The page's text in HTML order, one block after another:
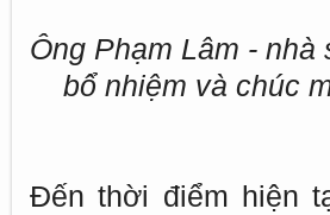
Ông Phạm Lâm - nhà
bổ nhiệm và chúc
Đến thời điểm hiện